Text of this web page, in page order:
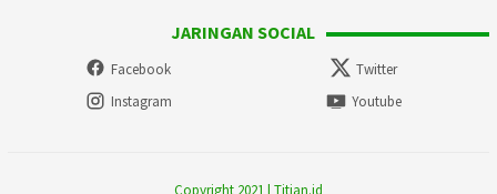
JARINGAN SOCIAL
Facebook
Twitter
Instagram
Youtube
Copyright 2021 | Titian.id